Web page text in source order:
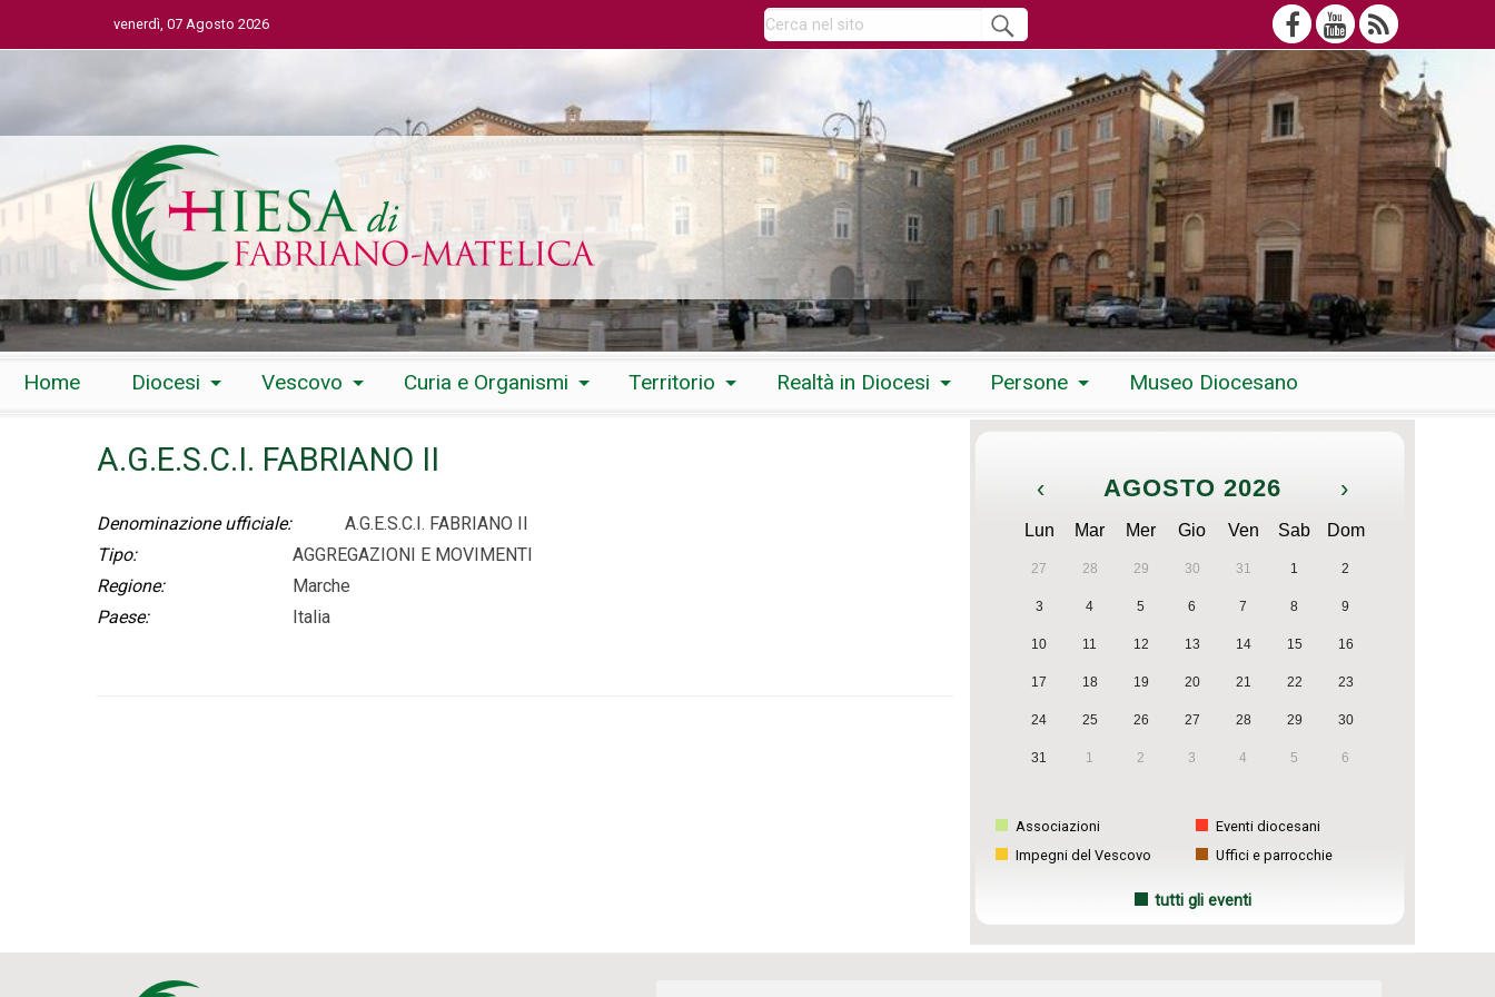
venerdì, 07 Agosto 2026
Home Diocesi Vescovo Curia e Organismi Territorio Realtà in Diocesi Persone Museo Diocesano
A.G.E.S.C.I. FABRIANO II
Denominazione ufficiale:
A.G.E.S.C.I. FABRIANO II
Tipo:
AGGREGAZIONI E MOVIMENTI
Regione:
Marche
Paese:
Italia
‹ AGOSTO 2026 ›
Lun Mar Mer Gio Ven Sab Dom
27 28 29 30 31 1 2
3 4 5 6 7 8 9
10 11 12 13 14 15 16
17 18 19 20 21 22 23
24 25 26 27 28 29 30
31 1 2 3 4 5 6
Associazioni
Eventi diocesani
Impegni del Vescovo
Uffici e parrocchie
tutti gli eventi